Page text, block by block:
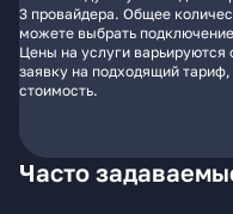
3 провайдера. Общее
можете выбрать
Цены на услуги варьируются
заявку на подходящий
стоимость.
Часто